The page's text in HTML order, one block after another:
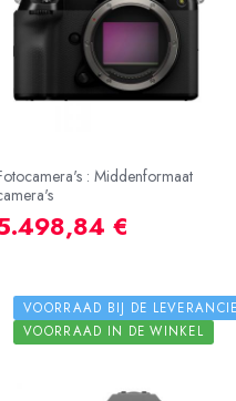
: Middenformaat
€
VOORRAAD BIJ DE
VOORRAAD IN DE WINKEL